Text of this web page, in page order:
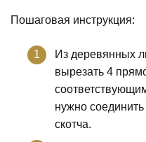
Пошаговая инструкция:
Из деревянных
вырезать 4
нужно
скотча.